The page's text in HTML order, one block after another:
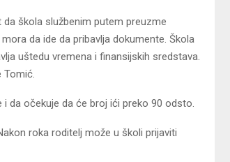
škola službenim putem preuzme
da ide da pribavlja dokumente. Škola
uštedu vremena i finansijskih sredstava.
Tomić.
i da očekuje da će broj ići preko 90 odsto.
roka roditelj može u školi prijaviti